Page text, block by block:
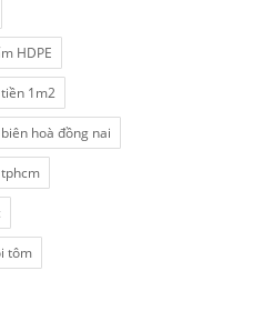
HDPE
1m2
hoà đồng nai
tôm